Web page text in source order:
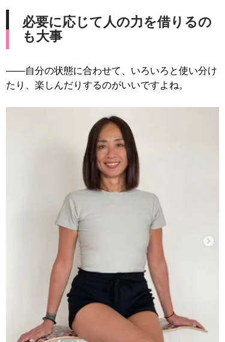
必要に応じて人の力を借りるの
も大事
――自分の状態に合わせて、いろいろと使い分け
たり、楽しんだりするのがいいですよね。